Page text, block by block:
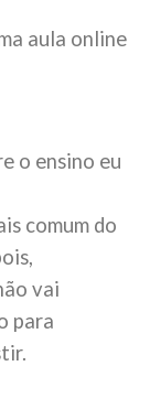
aula online
o ensino eu
comum do
vai
para